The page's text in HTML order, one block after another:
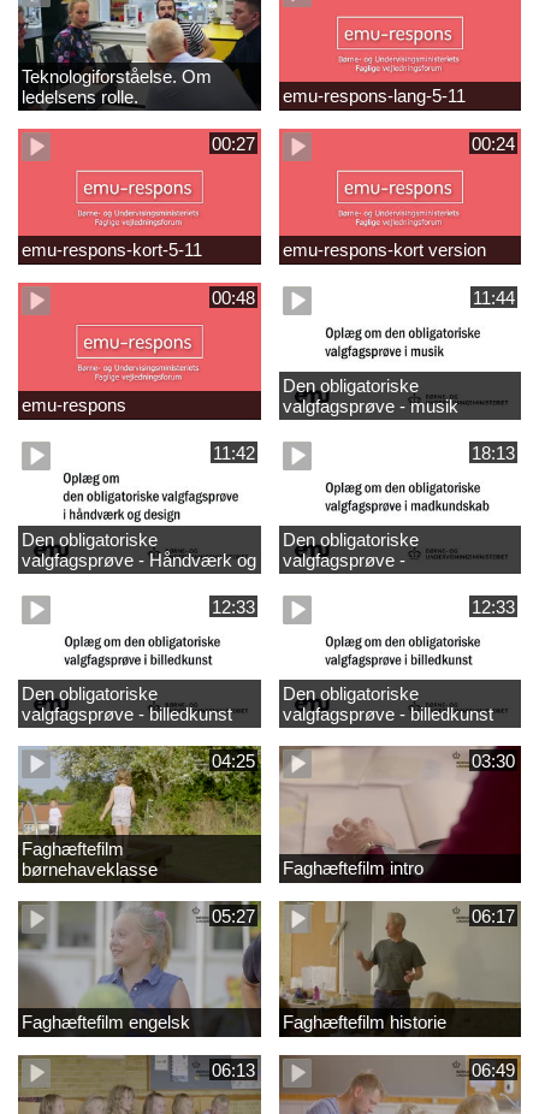
Teknologiforståelse. Om
ledelsens rolle.
Sofiendalskolen
emu-respons-lang-5-11
00:27
emu-respons-kort-5-11
00:24
emu-respons-kort version
00:48
emu-respons
11:44
Den obligatoriske
valgfagsprøve - musik
11:42
Den obligatoriske
valgfagsprøve - Håndværk og
design
18:13
Den obligatoriske
valgfagsprøve -
madkundskab
12:33
Den obligatoriske
valgfagsprøve - billedkunst
større LK
12:33
Den obligatoriske
valgfagsprøve - billedkunst
04:25
Faghæftefilm
børnehaveklasse
03:30
Faghæftefilm intro
05:27
Faghæftefilm engelsk
06:17
Faghæftefilm historie
06:13 06:49